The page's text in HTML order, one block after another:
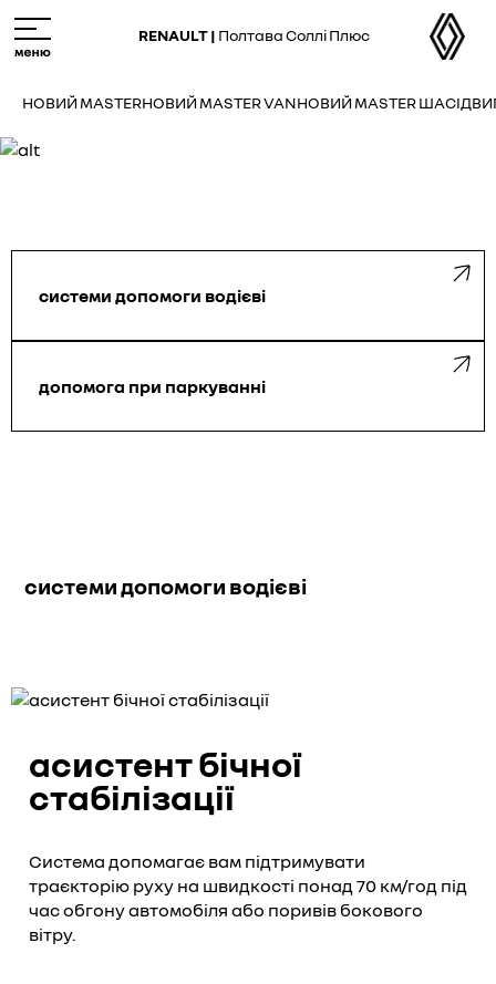
to
main
RENAULT | Полтава Соллі Плюс
НОВИЙ MASTERНОВИЙ MASTER VANНОВИЙ MASTER ШАСІ
системи допомоги водієві
допомога при паркуванні
системи допомоги водієві
асистент бічної
стабілізації
Система допомагає вам підтримувати
траєкторію руху на швидкості понад 70 км/год під
час обгону автомобіля або поривів бокового
вітру.